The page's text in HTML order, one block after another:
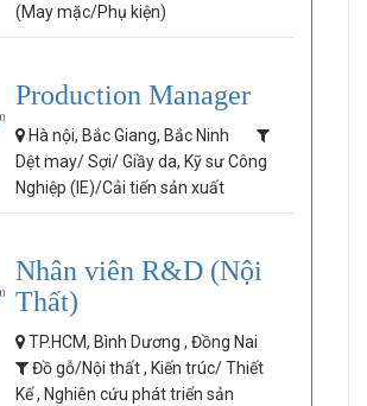
(May mặc/Phụ kiện)
Production Manager
Hà nội, Bắc Giang, Bắc Ninh
Dệt may/ Sợi/ Giầy da, Kỹ sư Công
Nghiệp (IE)/Cải tiến sản xuất
Nhân viên R&D (Nội
Thất)
TP.HCM, Bình Dương , Đồng Nai
Đồ gỗ/Nội thất , Kiến trúc/ Thiết
Kế , Nghiên cứu phát triển sản